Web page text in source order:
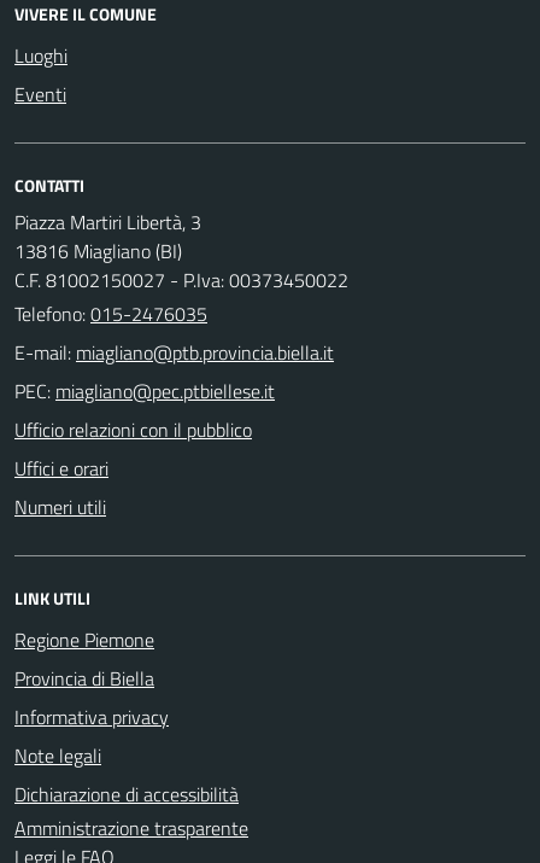
VIVERE IL COMUNE
Luoghi
Eventi
CONTATTI
Piazza Martiri Libertà, 3
13816 Miagliano (BI)
C.F. 81002150027 - P.Iva: 00373450022
Telefono:015-2476035
E-mail:
PEC:
Ufficio relazioni con il pubblico
Uffici e orari
Numeri utili
LINK UTILI
Regione Piemone
Provincia di Biella
Informativa privacy
Note legali
Dichiarazione di accessibilità
Amministrazione trasparente